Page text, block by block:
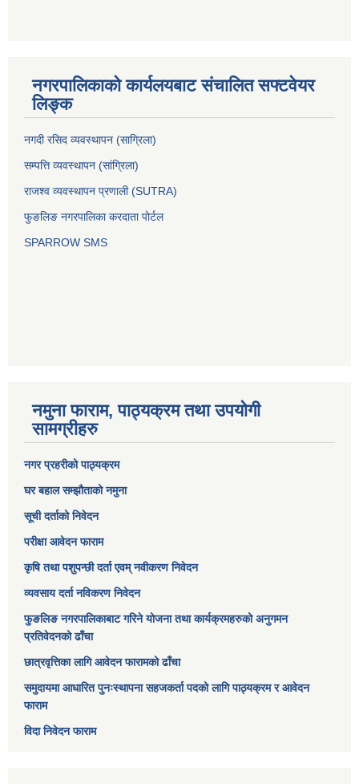
नगरपालिकाको कार्यलयबाट संचालित सफ्टवेयर
लिङ्क
नगदी रसिद व्यवस्थापन (साग्रिला)
सम्पत्ति व्यवस्थापन (सांग्रिला)
राजश्व व्यवस्थापन प्रणाली (SUTRA)
फुङलिङ नगरपालिका करदाता पोर्टल
SPARROW SMS
नमुना फाराम, पाठ्यक्रम तथा उपयोगी
सामग्रीहरु
नगर प्रहरीको पाठ्यक्रम
घर बहाल सम्झौताको नमुना
सूची दर्ताको निवेदन
परीक्षा आवेदन फाराम
कृषि तथा पशुपन्छी दर्ता एवम् नवीकरण निवेदन
व्यवसाय दर्ता नविकरण निवेदन
फुङलिङ नगरपालिकाबाट गरिने योजना तथा कार्यक्रमहरुको अनुगमन
प्रतिवेदनको ढाँचा
छात्रवृत्तिका लागि आवेदन फारामको ढाँचा
समुदायमा आधारित पुनःस्थापना सहजकर्ता पदको लागि पाठ्यक्रम र आवेदन
फाराम
विदा निवेदन फाराम